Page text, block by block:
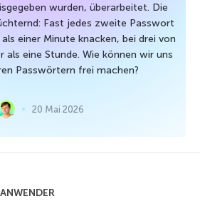
wurden, überarbeitet. Die
Fast jedes zweite Passwort
einer Minute knacken, bei drei von
eine Stunde. Wie können wir uns
Passwörtern frei machen?
20 Mai 2026